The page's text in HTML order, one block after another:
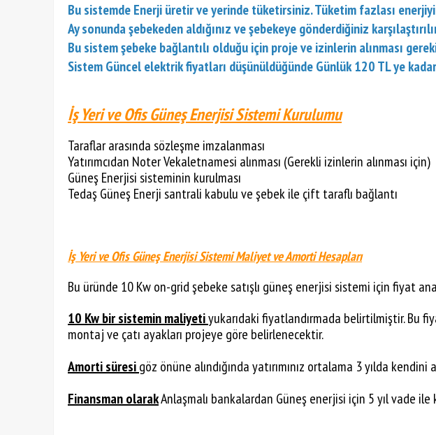
Bu sistemde Enerji üretir ve yerinde tüketirsiniz. Tüketim fazlası
Ay sonunda şebekeden aldığınız ve şebekeye gönderdiğiniz
Bu sistem şebeke bağlantılı olduğu için proje ve izinlerin alınması
Sistem Güncel elektrik fiyatları düşünüldüğünde Günlük 120 TL ye
İş Yeri ve Ofis Güneş Enerjisi Sistemi Kurulumu
Taraflar arasında sözleşme imzalanması
Yatırımcıdan Noter Vekaletnamesi alınması (Gerekli izinlerin alınması için)
Güneş Enerjisi sisteminin kurulması
Tedaş Güneş Enerji santrali kabulu ve şebek ile çift taraflı bağlantı
İş Yeri ve Ofis Güneş Enerjisi Sistemi Maliyet ve Amorti Hesapları
Bu üründe 10 Kw on-grid şebeke satışlı güneş enerjisi sistemi için fiyat
10 Kw bir sistemin maliyetiyukarıdaki fiyatlandırmada belirtilmiştir. Bu
montaj ve çatı ayakları projeye göre belirlenecektir.
Amorti süresigöz önüne alındığında yatırımınız ortalama 3 yılda
Finansman olarakAnlaşmalı bankalardan Güneş enerjisi için 5 yıl vade ile